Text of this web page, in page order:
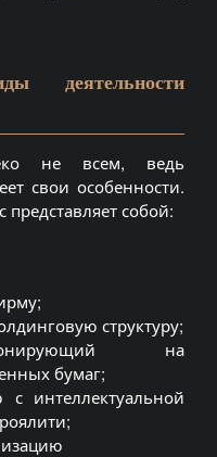
деятельности
не всем, ведь
свои особенности.
собой:
структуру;
на
бумаг;
интеллектуальной